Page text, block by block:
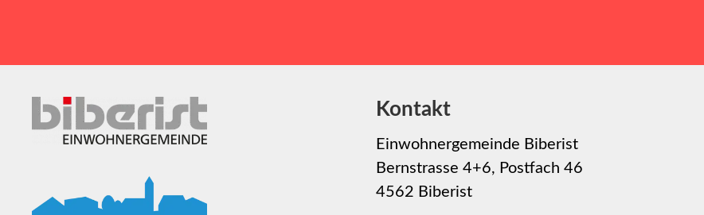
Kontakt
Einwohnergemeinde Biberist
Bernstrasse 4+6, Postfach 46
4562 Biberist